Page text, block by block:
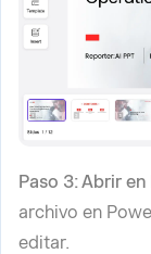
Paso 3: Abrir
archivo en
editar.